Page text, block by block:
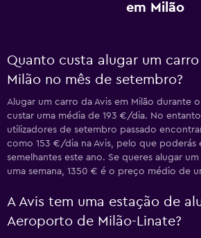
em Milão
Quanto custa alugar um carro
Milão no mês de setembro?
Alugar um carro da Avis em Milão durante
custar uma média de 193 €/dia. No
utilizadores de setembro passado
como 153 €/dia na Avis, pelo que poderás
semelhantes este ano. Se queres alugar
uma semana, 1350 € é o preço médio de
A Avis tem uma estação de
Aeroporto de Milão-Linate?